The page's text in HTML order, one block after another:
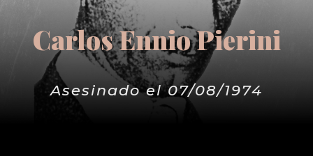
Carlos Ennio Pierini
Asesinado el 07/08/1974